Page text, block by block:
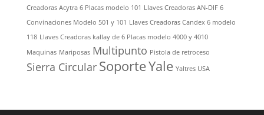
Creadoras Acytra 6 Placas modelo 101 Llaves Creadoras AN-DIF 6
Convinaciones Modelo 501 y 101 Llaves Creadoras Candex 6 modelo
118 Llaves Creadoras kallay de 6 Placas modelo 4000 y 4010
Maquinas Mariposas Multipunto Pistola de retroceso
Sierra Circular SoporteYale Yaltres USA